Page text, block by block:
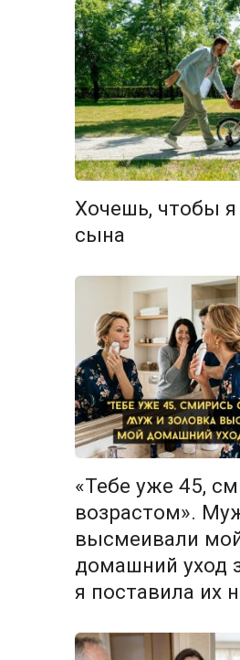
Хочешь, чтобы я
сына
«Тебе уже 45,
возрастом».
высмеивали
домашний уход
я поставила их